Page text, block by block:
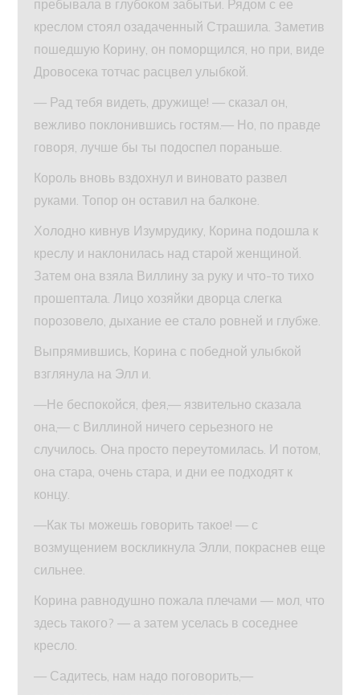
пребывала в глубоком забытьи. Рядом с ее
креслом стоял озадаченный Страшила. Заметив
пошедшую Корину, он поморщился, но при, виде
Дровосека тотчас расцвел улыбкой.
— Рад тебя видеть, дружище! — сказал он,
вежливо поклонившись гостям.— Но, по правде
говоря, лучше бы ты подоспел пораньше.
Король вновь вздохнул и виновато развел
руками. Топор он оставил на балконе.
Холодно кивнув Изумрудику, Корина подошла к
креслу и наклонилась над старой женщиной.
Затем она взяла Виллину за руку и что-то тихо
прошептала. Лицо хозяйки дворца слегка
порозовело, дыхание ее стало ровней и глубже.
Выпрямившись, Корина с победной улыбкой
взглянула на Элл и.
—Не беспокойся, фея,— язвительно сказала
она,— с Виллиной ничего серьезного не
случилось. Она просто переутомилась. И потом,
она стара, очень стара, и дни ее подходят к
концу.
—Как ты можешь говорить такое! — с
возмущением воскликнула Элли, покраснев еще
сильнее.
Корина равнодушно пожала плечами — мол, что
здесь такого? — а затем уселась в соседнее
кресло.
— Садитесь, нам надо поговорить,—